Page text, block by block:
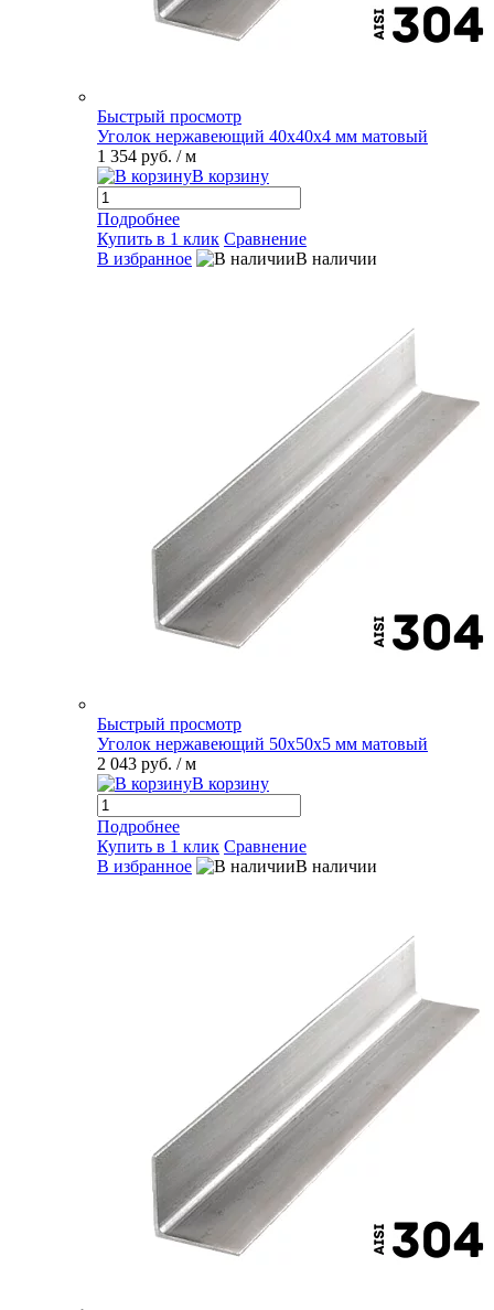
Быстрый просмотр
Уголок нержавеющий 40х40х4 мм матовый
1 354 руб. / м
В корзину
Подробнее
Купить в 1 клик Сравнение
В избранное
В наличии
Быстрый просмотр
Уголок нержавеющий 50х50х5 мм матовый
2 043 руб. / м
В корзину
Подробнее
Купить в 1 клик Сравнение
В избранное
В наличии